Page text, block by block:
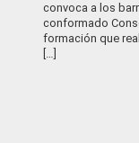
convoca a los
conformado
formación que
[…]